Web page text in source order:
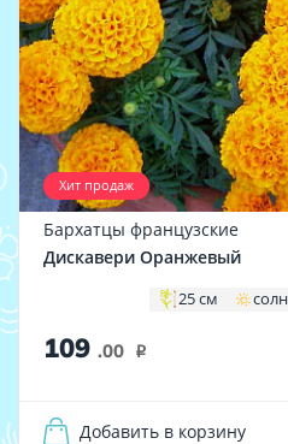
Хит продаж
Бархатцы французские
Дискавери Оранжевый
25 см
109 .00 i
Добавить в корзину